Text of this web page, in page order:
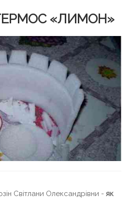
«ЛИМОН»
Світлани Олександрівни - як